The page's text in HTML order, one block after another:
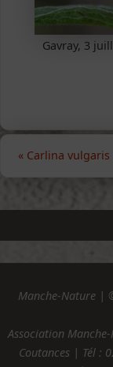
Gavray, 3
«Carlina vulgaris
Manche-Nature |
Association
Coutances | Tél :